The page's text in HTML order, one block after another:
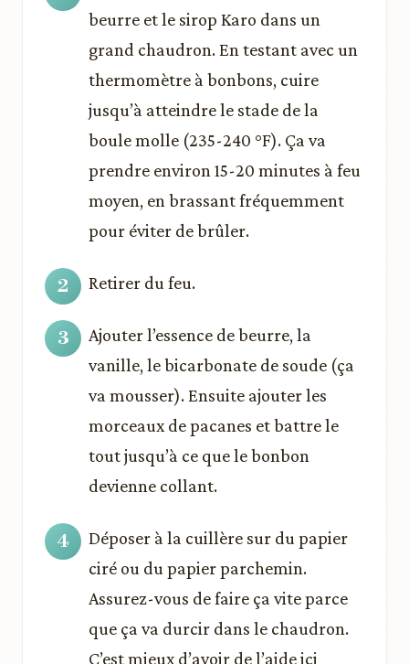
beurre et le sirop Karo dans un
grand chaudron. En testant avec un
thermomètre à bonbons, cuire
jusqu’à atteindre le stade de la
boule molle (235-240 °F). Ça va
prendre environ 15-20 minutes à feu
moyen, en brassant fréquemment
pour éviter de brûler.
Retirer du feu.
Ajouter l’essence de beurre, la
vanille, le bicarbonate de soude (ça
va mousser). Ensuite ajouter les
morceaux de pacanes et battre le
tout jusqu’à ce que le bonbon
devienne collant.
Déposer à la cuillère sur du papier
ciré ou du papier parchemin.
Assurez-vous de faire ça vite parce
que ça va durcir dans le chaudron.
C’est mieux d’avoir de l’aide ici